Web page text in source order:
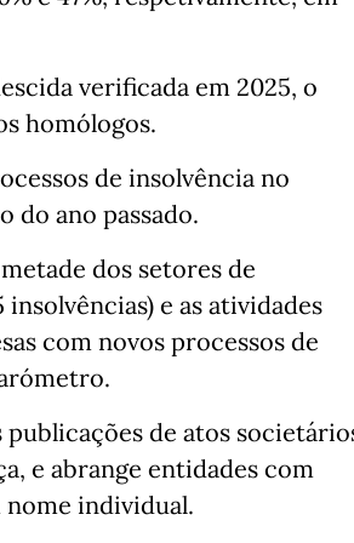
verificada em 2025, o
homólogos.
de insolvência no
ano passado.
dos setores de
e as atividades
com novos processos de
de atos
e abrange entidades com
nome individual.